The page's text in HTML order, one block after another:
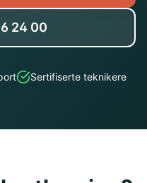
24 00
Sertifiserte teknikere